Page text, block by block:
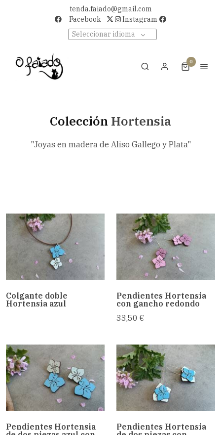
tenda.faiado@gmail.com
Facebook
Instagram
Seleccionar idioma
0
Colección Hortensia
"Joyas en madera de Aliso Gallego y Plata"
Colgante doble
Hortensia azul
Pendientes Hortensia
con gancho redondo
33,50 €
Pendientes Hortensia
Pendientes Hortensia